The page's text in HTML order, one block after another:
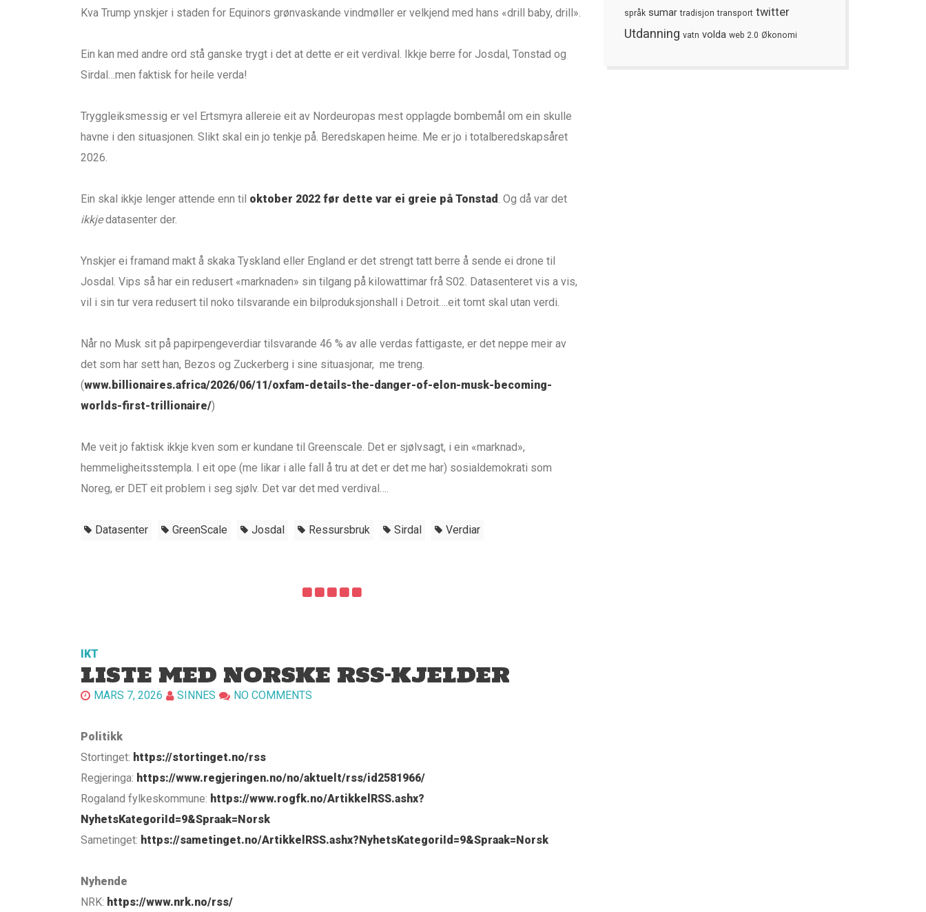
Kva Trump ynskjer i staden for Equinors grønvaskande vindmøller er velkjend med hans «drill baby, drill».
Ein kan med andre ord stå ganske trygt i det at dette er eit verdival. Ikkje berre for Josdal, Tonstad og
Sirdal…men faktisk for heile verda!
Tryggleiksmessig er vel Ertsmyra allereie eit av Nordeuropas mest opplagde bombemål om ein skulle
havne i den situasjonen. Slikt skal ein jo tenkje på. Beredskapen heime. Me er jo i totalberedskapsåret
2026.
Ein skal ikkje lenger attende enn til oktober 2022 før dette var ei greie på Tonstad. Og då var det
ikkjedatasenter der.
Ynskjer ei framand makt å skaka Tyskland eller England er det strengt tatt berre å sende ei drone til
Josdal. Vips så har ein redusert «marknaden» sin tilgang på kilowattimar frå S02. Datasenteret vis a vis,
vil i sin tur vera redusert til noko tilsvarande ein bilproduksjonshall i Detroit….eit tomt skal utan verdi.
Når no Musk sit på papirpengeverdiar tilsvarande 46 % av alle verdas fattigaste, er det neppe meir av
det som har sett han, Bezos og Zuckerberg i sine situasjonar, me treng.
(www.billionaires.africa/2026/06/11/oxfam-details-the-danger-of-elon-musk-becoming-
worlds-first-trillionaire/)
Me veit jo faktisk ikkje kven som er kundane til Greenscale. Det er sjølvsagt, i ein «marknad»,
hemmeligheitsstempla. I eit ope (me likar i alle fall å tru at det er det me har) sosialdemokrati som
Noreg, er DET eit problem i seg sjølv. Det var det med verdival….
Datasenter GreenScale Josdal Ressursbruk Sirdal Verdiar
IKT
LISTE MED NORSKE RSS-KJELDER
MARS 7, 2026 SINNES NO COMMENTS
Politikk
Stortinget: https://stortinget.no/rss
Regjeringa: https://www.regjeringen.no/no/aktuelt/rss/id2581966/
Rogaland fylkeskommune: https://www.rogfk.no/ArtikkelRSS.ashx?
NyhetsKategoriId=9&Spraak=Norsk
Sametinget: https://sametinget.no/ArtikkelRSS.ashx?NyhetsKategoriId=9&Spraak=Norsk
Nyhende
NRK: https://www.nrk.no/rss/
språk sumar tradisjon transport twitter
Utdanning vatn volda web 2.0 Økonomi